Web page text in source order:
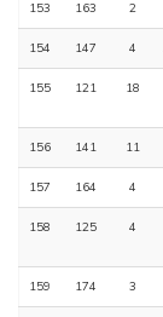
153 163 2
154 147 4
155 121 18
156 141 11
157 164 4
158 125 4
159 174 3